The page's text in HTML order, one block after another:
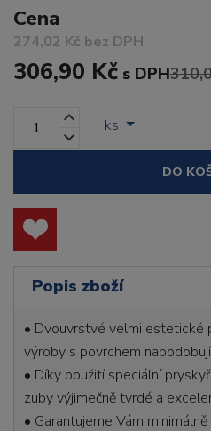
Cena
274,02 Kč bez DPH
306,90 Kč s DPH
ks
DO
Popis zboží
• Dvouvrstvé velmi estetické
výroby s povrchem
• Díky použití speciální
zuby výjimečně tvrdé a
• Garantujeme Vám